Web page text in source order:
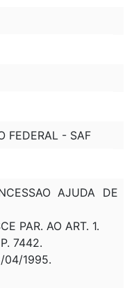
FEDERAL - SAF
AJUDA DE
PAR. AO ART. 1.
7442.
04/1995.